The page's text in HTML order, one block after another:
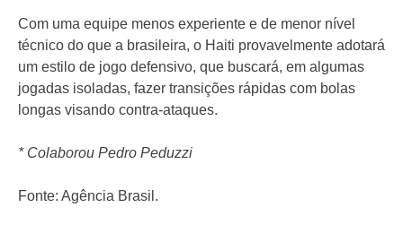
Com uma equipe menos experiente e de menor nível
técnico do que a brasileira, o Haiti provavelmente adotará
um estilo de jogo defensivo, que buscará, em algumas
jogadas isoladas, fazer transições rápidas com bolas
longas visando contra-ataques.
* Colaborou Pedro Peduzzi
Fonte: Agência Brasil.